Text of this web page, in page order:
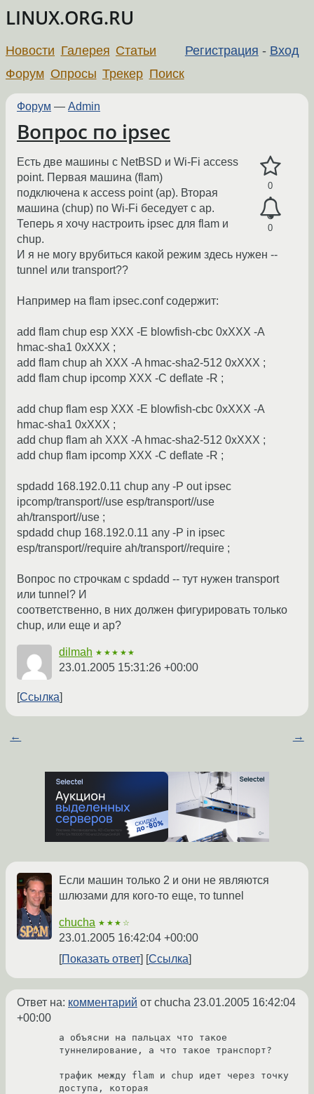
LINUX.ORG.RU
Регистрация - Вход
Новости Галерея Статьи
Форум Опросы Трекер Поиск
Форум — Admin
Вопрос по ipsec
0
0
Есть две машины с NetBSD и Wi-Fi access
point. Первая машина (flam)
подключена к access point (ap). Вторая
машина (chup) по Wi-Fi беседует с ap.
Теперь я хочу настроить ipsec для flam и
chup.
И я не могу врубиться какой режим здесь нужен --
tunnel или transport??
Например на flam ipsec.conf содержит:
add flam chup esp XXX -E blowfish-cbc 0xXXX -A
hmac-sha1 0xXXX ;
add flam chup ah XXX -A hmac-sha2-512 0xXXX ;
add flam chup ipcomp XXX -C deflate -R ;
add chup flam esp XXX -E blowfish-cbc 0xXXX -A
hmac-sha1 0xXXX ;
add chup flam ah XXX -A hmac-sha2-512 0xXXX ;
add chup flam ipcomp XXX -C deflate -R ;
spdadd 168.192.0.11 chup any -P out ipsec
ipcomp/transport//use esp/transport//use
ah/transport//use ;
spdadd chup 168.192.0.11 any -P in ipsec
esp/transport//require ah/transport//require ;
Вопрос по строчкам с spdadd -- тут нужен transport
или tunnel? И
соответственно, в них должен фигурировать только
chup, или еще и ap?
dilmah ★★★★★
23.01.2005 15:31:26 +00:00
Ссылка
← →
Если машин только 2 и они не являются
шлюзами для кого-то еще, то tunnel
chucha ★★★☆
23.01.2005 16:42:04 +00:00
Показать ответ
Ссылка
Ответ на: комментарий от chucha 23.01.2005 16:42:04
+00:00
а объясни на пальцах что такое
туннелирование, а что такое транспорт?
трафик между flam и chup идет через точку
доступа, которая